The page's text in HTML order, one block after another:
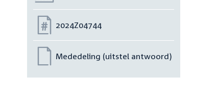
Nummer:
2024Z04744
Mededeling (uitstel antwoord)